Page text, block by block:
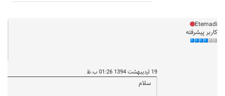
Etemadi
کاربر پیشرفته
19 اردیبهشت 1394 01:26 ب.ظ
سلام